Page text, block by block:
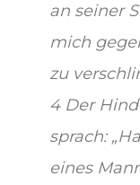
an seiner
mich
zu
4 Der
sprach:
eines